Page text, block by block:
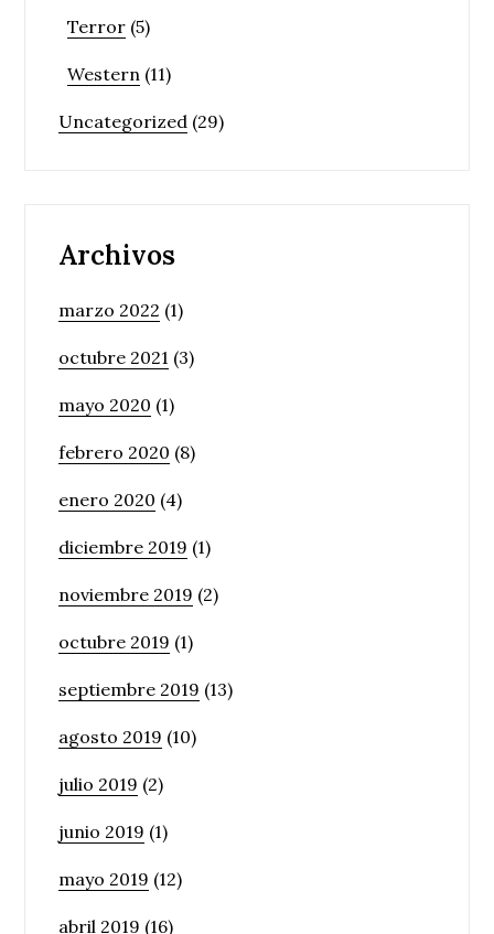
Terror (5)
Western (11)
Uncategorized (29)
Archivos
marzo 2022 (1)
octubre 2021 (3)
mayo 2020 (1)
febrero 2020 (8)
enero 2020 (4)
diciembre 2019 (1)
noviembre 2019 (2)
octubre 2019 (1)
septiembre 2019 (13)
agosto 2019 (10)
julio 2019 (2)
junio 2019 (1)
mayo 2019 (12)
abril 2019 (16)